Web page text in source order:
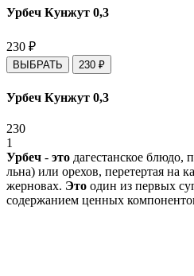
Урбеч Кунжут 0,3
230 ₽
ВЫБРАТЬ 230 ₽
Урбеч Кунжут 0,3
230
1
Урбеч - это дагестанское блюдо,
льна) или орехов, перетертая на
жерновах. Это один из первых
содержанием ценных